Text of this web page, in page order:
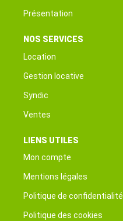
Présentation
NOS SERVICES
Location
Gestion locative
Syndic
Ventes
LIENS UTILES
Mon compte
Mentions légales
Politique de confidentialité
Politique des cookies